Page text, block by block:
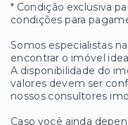
* Condição exclusiva
condições para
Somos especialistas
encontrar o imóvel
A disponibilidade do
valores devem ser
nossos consultores
Caso você ainda